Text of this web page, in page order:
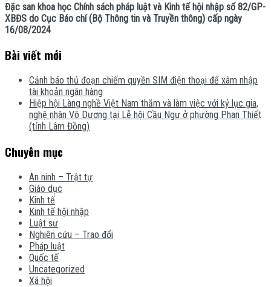
Đặc san khoa học Chính sách pháp luật và Kinh tế hội nhập số 82/GP-
XBĐS do Cục Báo chí (Bộ Thông tin và Truyền thông) cấp ngày
16/08/2024
Bài viết mới
Cảnh báo thủ đoạn chiếm quyền SIM điện thoại để xâm nhập
tài khoản ngân hàng
Hiệp hội Làng nghề Việt Nam thăm và làm việc với kỷ lục gia,
nghệ nhân Võ Dương tại Lễ hội Cầu Ngư ở phường Phan Thiết
(tỉnh Lâm Đồng)
Chuyên mục
An ninh – Trật tự
Giáo dục
Kinh tế
Kinh tế hội nhập
Luật sư
Nghiên cứu – Trao đổi
Pháp luật
Quốc tế
Uncategorized
Xã hội